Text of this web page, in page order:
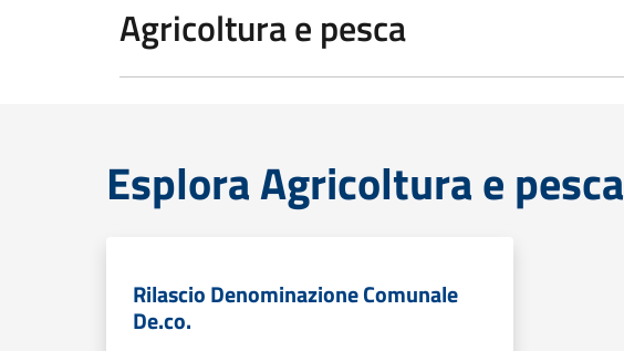
Agricoltura e pesca
Esplora Agricoltura e pesca
Rilascio Denominazione Comunale
De.co.